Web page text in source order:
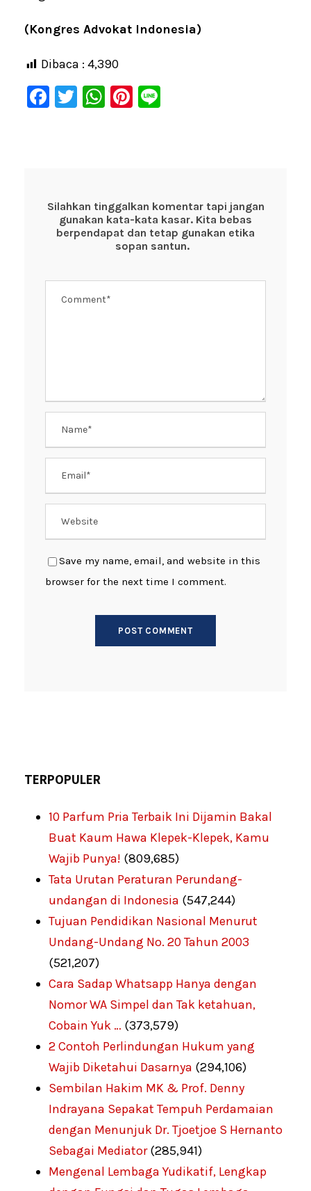
(Kongres Advokat Indonesia)
Dibaca : 4,390
F
o
o
T
W
p
p
Pi
Silahkan tinggalkan komentar tapi jangan
gunakan kata-kata kasar. Kita bebas
berpendapat dan tetap gunakan etika
sopan santun.
Save my name, email, and website in this
browser for the next time I comment.
TERPOPULER
10 Parfum Pria Terbaik Ini Dijamin Bakal
Buat Kaum Hawa Klepek-Klepek, Kamu
Wajib Punya! (809,685)
Tata Urutan Peraturan Perundang-
undangan di Indonesia (547,244)
Tujuan Pendidikan Nasional Menurut
Undang-Undang No. 20 Tahun 2003
(521,207)
Cara Sadap Whatsapp Hanya dengan
Nomor WA Simpel dan Tak ketahuan,
Cobain Yuk … (373,579)
2 Contoh Perlindungan Hukum yang
Wajib Diketahui Dasarnya (294,106)
Sembilan Hakim MK & Prof. Denny
Indrayana Sepakat Tempuh Perdamaian
dengan Menunjuk Dr. Tjoetjoe S Hernanto
Sebagai Mediator (285,941)
Mengenal Lembaga Yudikatif, Lengkap